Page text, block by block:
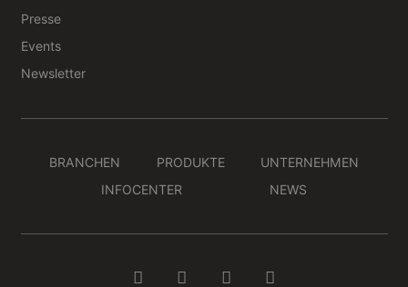
Presse
Events
Newsletter
BRANCHEN PRODUKTE
UNTERNEHMEN
INFOCENTER
NEWS